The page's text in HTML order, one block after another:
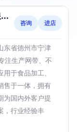
咨询 进店
东省德州市宁津
注生产网带、不
于食品加工、
售于一体，拥有
为国内外客户提
，行业经验丰